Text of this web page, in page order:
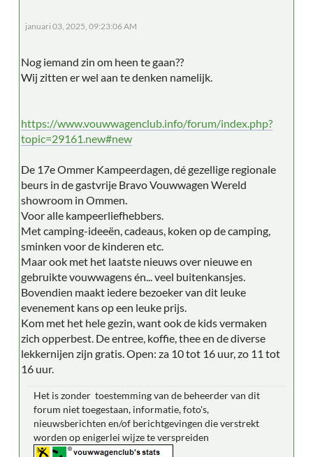
januari 03, 2025, 09:23:06 AM
Nog iemand zin om heen te gaan??
Wij zitten er wel aan te denken namelijk.
https://www.vouwwagenclub.info/forum/index.php?
topic=29161.new#new
De 17e Ommer Kampeerdagen, dé gezellige regionale
beurs in de gastvrije Bravo Vouwwagen Wereld
showroom in Ommen.
Voor alle kampeerliefhebbers.
Met camping-ideeën, cadeaus, koken op de camping,
sminken voor de kinderen etc.
Maar ook met het laatste nieuws over nieuwe en
gebruikte vouwwagens én... veel buitenkansjes.
Bovendien maakt iedere bezoeker van dit leuke
evenement kans op een leuke prijs.
Kom met het hele gezin, want ook de kids vermaken
zich opperbest. De entree, koffie, thee en de diverse
lekkernijen zijn gratis. Open: za 10 tot 16 uur, zo 11 tot
16 uur.
Het is zonder toestemming van de beheerder van dit
forum niet toegestaan, informatie, foto's,
nieuwsberichten en/of berichtgevingen die verstrekt
worden op enigerlei wijze te verspreiden